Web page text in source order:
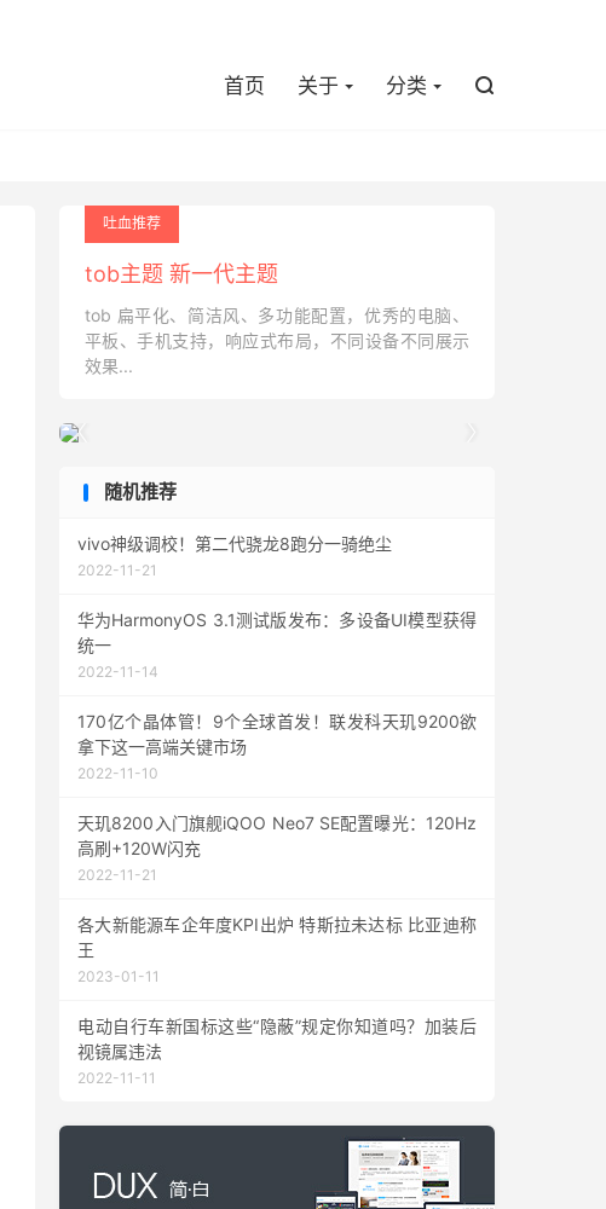
首页 关于 分类 
吐血推荐
tob主题 新一代主题
tob 扁平化、简洁风、多功能配置，优秀的电脑、
平板、手机支持，响应式布局，不同设备不同展示
效果...

随机推荐
vivo神级调校！第二代骁龙8跑分一骑绝尘
2022-11-21
华为HarmonyOS 3.1测试版发布：多设备UI模型获得
统一
2022-11-14
170亿个晶体管！9个全球首发！联发科天玑9200欲
拿下这一高端关键市场
2022-11-10
天玑8200入门旗舰iQOO Neo7 SE配置曝光：120Hz
高刷+120W闪充
2022-11-21
各大新能源车企年度KPI出炉 特斯拉未达标 比亚迪称
王
2023-01-11
电动自行车新国标这些“隐蔽”规定你知道吗？加装后
视镜属违法
2022-11-11